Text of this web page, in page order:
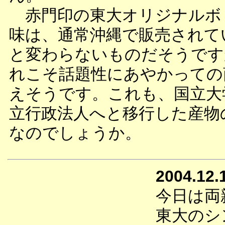
赤門印の東大オリジナルボ
味は、通常沖縄で販売され
と変わらないものだそうで
れこそ話題性にあやかって
えそうです。これも、国立
立行政法人へと移行した産
なのでしょうか。
今日は
東大の